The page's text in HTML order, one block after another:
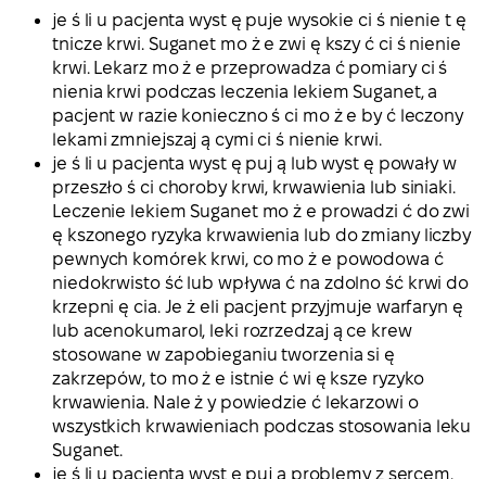
je ś li u pacjenta wyst ę puje wysokie ci ś nienie t ę
tnicze krwi. Suganet mo ż e zwi ę kszy ć ci ś nienie
krwi. Lekarz mo ż e przeprowadza ć pomiary ci ś
nienia krwi podczas leczenia lekiem Suganet, a
pacjent w razie konieczno ś ci mo ż e by ć leczony
lekami zmniejszaj ą cymi ci ś nienie krwi.
je ś li u pacjenta wyst ę puj ą lub wyst ę powały w
przeszło ś ci choroby krwi, krwawienia lub siniaki.
Leczenie lekiem Suganet mo ż e prowadzi ć do zwi
ę kszonego ryzyka krwawienia lub do zmiany liczby
pewnych komórek krwi, co mo ż e powodowa ć
niedokrwisto ść lub wpływa ć na zdolno ść krwi do
krzepni ę cia. Je ż eli pacjent przyjmuje warfaryn ę
lub acenokumarol, leki rozrzedzaj ą ce krew
stosowane w zapobieganiu tworzenia si ę
zakrzepów, to mo ż e istnie ć wi ę ksze ryzyko
krwawienia. Nale ż y powiedzie ć lekarzowi o
wszystkich krwawieniach podczas stosowania leku
Suganet.
je ś li u pacjenta wyst ę puj ą problemy z sercem.